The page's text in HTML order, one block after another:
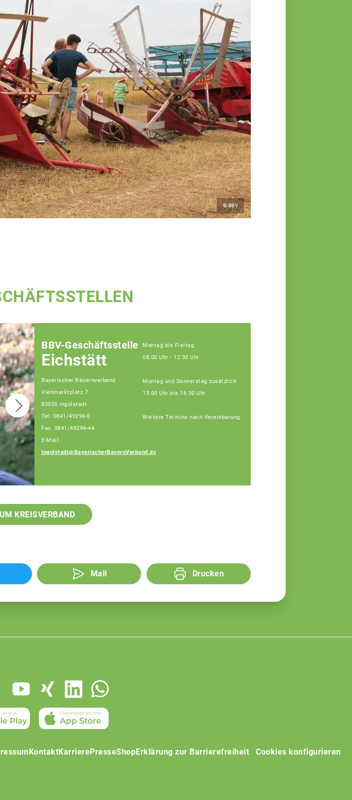
© BBV
Heckl Erwin
BBV-Geschäftsstelle
Eichstätt
Bayerischer Bauernverband
Viehmarktplatz 7
85055 Ingolstadt
Tel: 0841/49294-0
Fax: 0841/49294-44
E-Mail:
Ingolstadt@BayerischerBauernVerband.de
Montag bis Freitag
08:00 Uhr - 12:30 Uhr
Montag und Donnerstag zusätzlich
13:00 Uhr bis 16:30 Uhr
Weitere Termine nach Vereinbarung
KREISVERBAND
Mail Drucken
KontaktKarrierePresseShopErklärung zur Barrierefreiheit Cookies konfigurieren